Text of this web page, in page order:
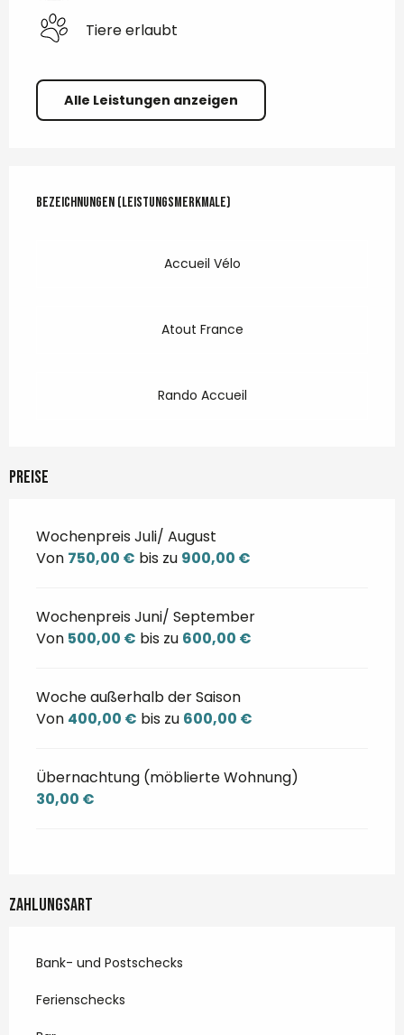
Tiere erlaubt
Alle Leistungen anzeigen
Bezeichnungen (Leistungsmerkmale)
Bezeichnungen (Leistungsmerkmale)
Accueil Vélo
Atout France
Rando Accueil
Preise
Wochenpreis Juli/ August
Von 750,00 € bis zu 900,00 €
Wochenpreis Juni/ September
Von 500,00 € bis zu 600,00 €
Woche außerhalb der Saison
Von 400,00 € bis zu 600,00 €
Übernachtung (möblierte Wohnung)
30,00 €
Zahlungsart
Bank- und Postschecks
Ferienschecks